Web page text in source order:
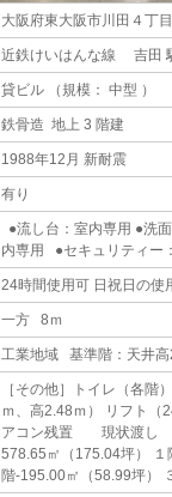
大阪府東大阪市川田４丁目
近鉄けいはんな線 吉田
貸ビル （規模： 中型 ）
鉄骨造 地上 3 階建
1988年12月 新耐震
有り
●流し台：室内専用 ●洗
内専用 ●セキュリティー
24時間使用可 日祝日の使
一方 8ｍ
工業地域 基準階：天井高
［その他］トイレ（各階
ｍ、高2.48ｍ） リフト（
アコン残置 現状渡し ［
578.65㎡（175.04坪） １
階-195.00㎡（58.99坪）